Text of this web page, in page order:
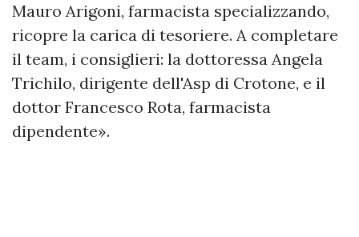
Mauro Arigoni, farmacista specializzando,
ricopre la carica di tesoriere. A completare
il team, i consiglieri: la dottoressa Angela
Trichilo, dirigente dell'Asp di Crotone, e il
dottor Francesco Rota, farmacista
dipendente».